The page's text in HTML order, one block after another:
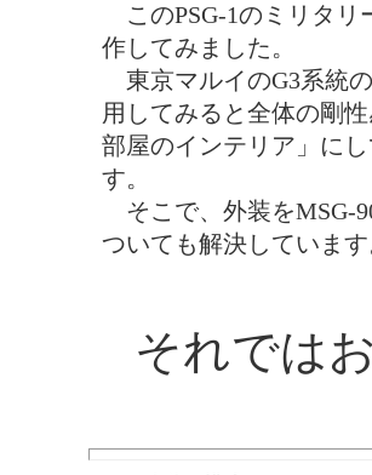
このPSG-1のミリタリ
作してみました。
東京マルイのG3系統
用してみると全体の剛
部屋のインテリア」に
す。
そこで、外装をMSG-
ついても解決していま
それでは